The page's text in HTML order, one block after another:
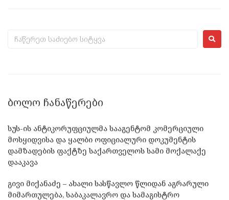
ᲑᲝᲚᲝ ᲩᲐᲜᲐᲬᲔᲠᲔᲑᲘ
სუს-ის ანტიკორუფციულმა სააგენტომ კომერციული
მოსყიდვისა და ყალბი ოფიციალური დოკუმენტის
დამზადების ფაქტზე საქართველოს სამი მოქალაქე
დააკავა
გივი მიქანაძე – ახალი სასწავლო წლიდან აგრარული
მიმართულება, საბაკალავრო და სამაგისტრო